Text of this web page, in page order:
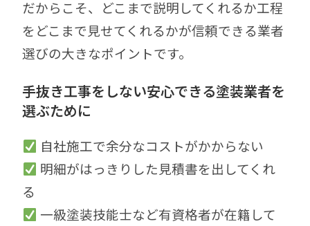
だからこそ、 どこまで説明してくれるか工程
をどこまで見せてくれるかが信頼できる業者
選びの大きなポイントです。
手抜き工事をしない安心できる塗装業者を
選ぶために
自社施工で余分なコストがかからない
明細がはっきりした見積書を出してくれ
る
一級塗装技能士など有資格者が在籍して